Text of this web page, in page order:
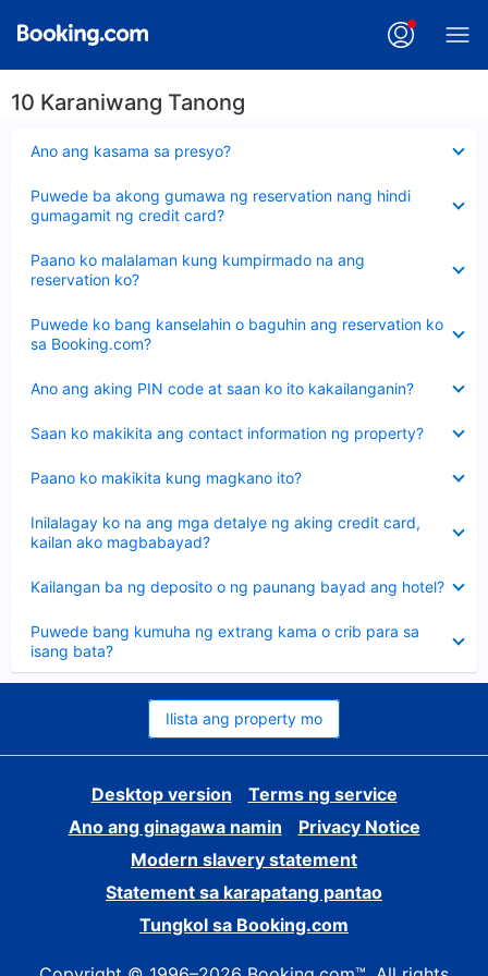
10 Karaniwang Tanong
Ano ang kasama sa presyo?
ang
Puwede ba akong gumawa ng reservation nang hindi
gumagamit ng credit card?
ang
sagot
Paano ko malalaman kung kumpirmado na ang
reservation ko?
ang
sagot
Puwede ko bang kanselahin o baguhin ang reservation ko
sa Booking.com?
ang
sagot
Ano ang aking PIN code at saan ko ito kakailanganin?
ang
Saan ko makikita ang contact information ng property?
ang
Paano ko makikita kung magkano ito?
ang
Inilalagay ko na ang mga detalye ng aking credit card,
kailan ako magbabayad?
ang
sagot
Kailangan ba ng deposito o ng paunang bayad ang hotel?
ang
Puwede bang kumuha ng extrang kama o crib para sa
isang bata?
ang
sagot
Ilista ang property mo
Desktop version
Terms ng service
Ano ang ginagawa namin
Privacy Notice
Modern slavery statement
Statement sa karapatang pantao
Tungkol sa Booking.com